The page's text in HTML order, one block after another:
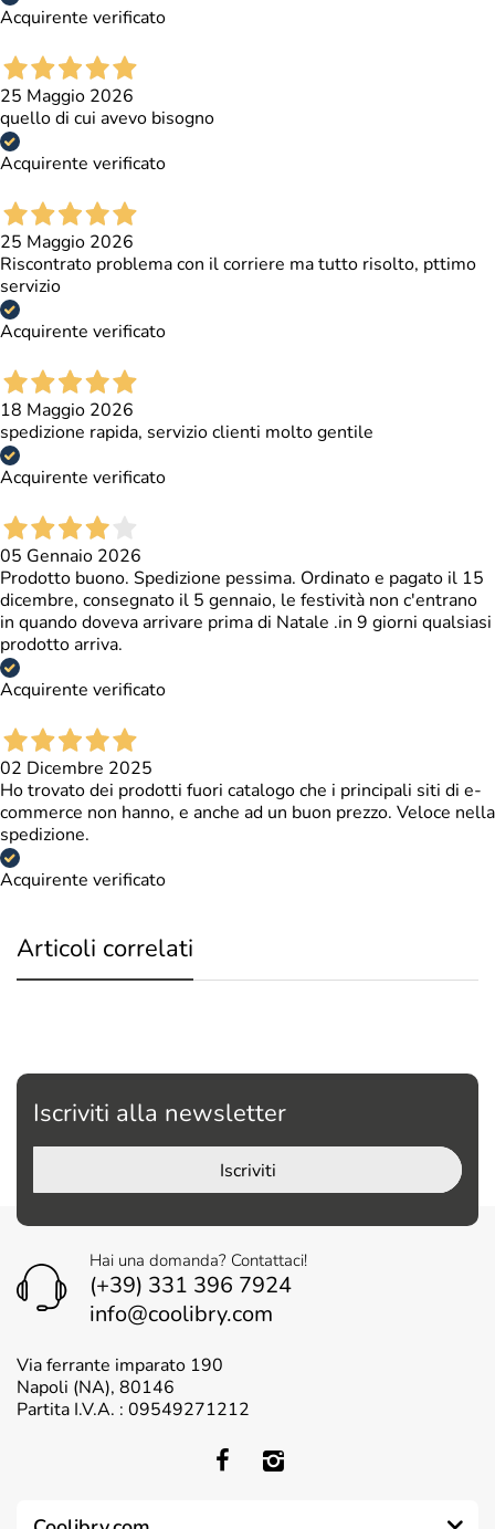
Acquirente verificato
25 Maggio 2026
quello di cui avevo bisogno
Acquirente verificato
25 Maggio 2026
Riscontrato problema con il corriere ma tutto risolto, pttimo
servizio
Acquirente verificato
18 Maggio 2026
spedizione rapida, servizio clienti molto gentile
Acquirente verificato
05 Gennaio 2026
Prodotto buono. Spedizione pessima. Ordinato e pagato il 15
dicembre, consegnato il 5 gennaio, le festività non c'entrano
in quando doveva arrivare prima di Natale .in 9 giorni qualsiasi
prodotto arriva.
Acquirente verificato
02 Dicembre 2025
Ho trovato dei prodotti fuori catalogo che i principali siti di e-
commerce non hanno, e anche ad un buon prezzo. Veloce nella
spedizione.
Acquirente verificato
Articoli correlati
Iscriviti alla newsletter
Iscriviti
Hai una domanda? Contattaci!
(+39) 331 396 7924
info@coolibry.com
Via ferrante imparato 190
Napoli (NA), 80146
Partita I.V.A. : 09549271212